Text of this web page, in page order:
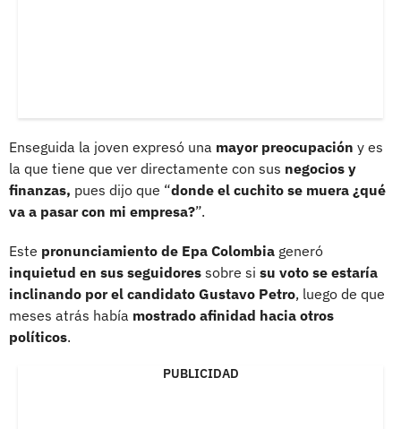
Enseguida la joven expresó una mayor preocupación y es
la que tiene que ver directamente con sus negocios y
finanzas, pues dijo que “donde el cuchito se muera ¿qué
va a pasar con mi empresa?”.
Este pronunciamiento de Epa Colombia generó
inquietud en sus seguidores sobre si su voto se estaría
inclinando por el candidato Gustavo Petro, luego de que
meses atrás había mostrado afinidad hacia otros
políticos.
PUBLICIDAD